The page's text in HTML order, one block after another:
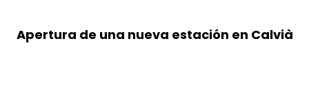
Apertura de una nueva estación en Calvià